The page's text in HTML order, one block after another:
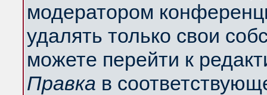
модератором
удалять только свои
можете перейти к
Правка в